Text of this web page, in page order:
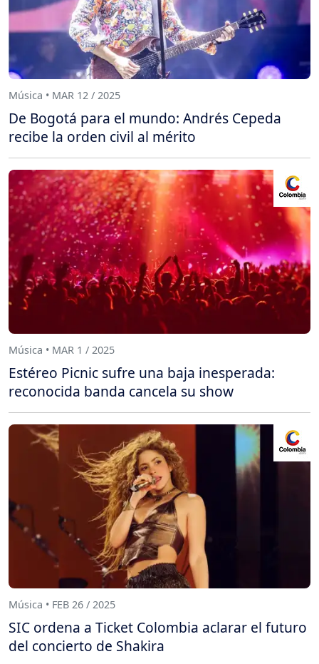
Música • MAR 12 / 2025
De Bogotá para el mundo: Andrés Cepeda
recibe la orden civil al mérito
Música • MAR 1 / 2025
Estéreo Picnic sufre una baja inesperada:
reconocida banda cancela su show
Música • FEB 26 / 2025
SIC ordena a Ticket Colombia aclarar el futuro
del concierto de Shakira